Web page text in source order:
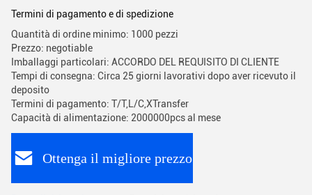
Termini di pagamento e di spedizione
Quantità di ordine minimo: 1000 pezzi
Prezzo: negotiable
Imballaggi particolari: ACCORDO DEL REQUISITO DI CLIENTE
Tempi di consegna: Circa 25 giorni lavorativi dopo aver ricevuto il
deposito
Termini di pagamento: T/T,L/C,XTransfer
Capacità di alimentazione: 2000000pcs al mese
Ottenga il migliore prezzo